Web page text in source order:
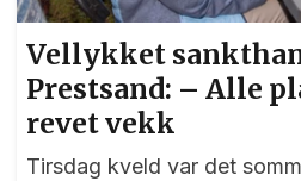
Vellykket
Prestsand: – Alle
revet vekk
Tirsdag kveld var det